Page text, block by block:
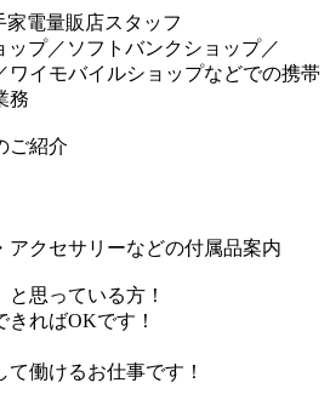
電量販店スタッフ
ップ／ソフトバンクショップ／
ワイモバイルショップなどでの携帯
務
ご紹介
クセサリーなどの付属品案内
思っている方！
ればOKです！
働けるお仕事です！